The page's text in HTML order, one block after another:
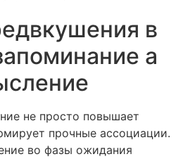
в
а
не просто повышает
прочные ассоциации.
во фазы ожидания